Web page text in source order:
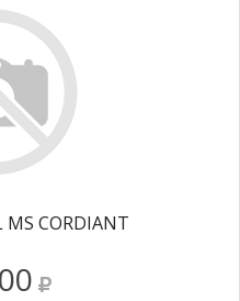
CORDIANT